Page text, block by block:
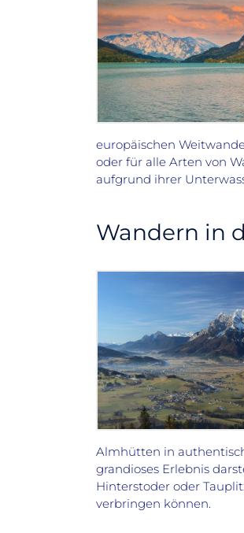
europäischen
oder für alle Arten von
aufgrund ihrer
Wandern in
Almhütten in
grandioses Erlebnis
Hinterstoder oder
verbringen können.